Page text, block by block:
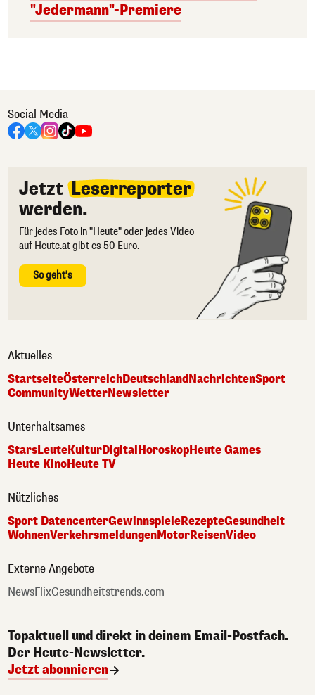
"Jedermann"-Premiere
Social Media
Jetzt Leserreporter
werden.
Für jedes Foto in "Heute" oder jedes Video
auf Heute.at gibt es 50 Euro.
So geht's
Aktuelles
StartseiteÖsterreichDeutschlandNachrichtenSport
CommunityWetterNewsletter
Unterhaltsames
StarsLeuteKulturDigital HoroskopHeute Games
Heute KinoHeute TV
Nützliches
Sport DatencenterGewinnspieleRezepteGesundheit
WohnenVerkehrsmeldungenMotorReisenVideo
Externe Angebote
NewsFlixGesundheitstrends.com
Topaktuell und direkt in deinem Email-Postfach.
Der Heute-Newsletter.
Jetzt abonnieren